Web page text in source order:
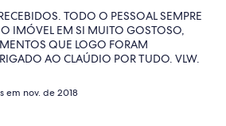
TODO O PESSOAL SEMPRE
IMÓVEL EM SI MUITO GOSTOSO,
QUE LOGO FORAM
AO CLAÚDIO POR TUDO. VLW.
em nov. de 2018